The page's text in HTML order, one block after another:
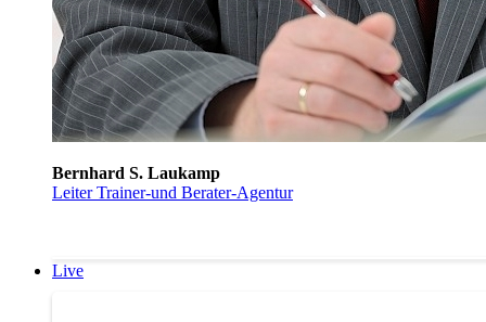
Bernhard S. Laukamp
Leiter Trainer-und Berater-Agentur
Live